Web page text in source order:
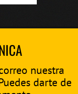
nuestra
darte de